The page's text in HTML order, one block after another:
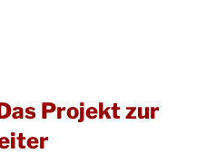
Projekt zur